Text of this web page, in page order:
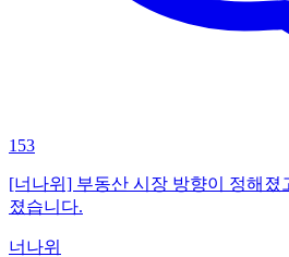
153
[너나위] 부동산 시장 방향이 정해졌
졌습니다.
너나위